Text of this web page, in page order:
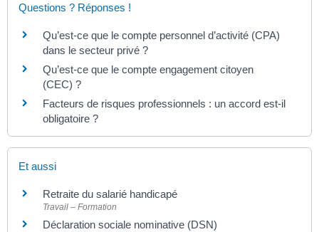
Questions ? Réponses !
Qu’est-ce que le compte personnel d’activité (CPA)
dans le secteur privé ?
Qu’est-ce que le compte engagement citoyen
(CEC) ?
Facteurs de risques professionnels : un accord est-il
obligatoire ?
Et aussi
Retraite du salarié handicapé
Travail – Formation
Déclaration sociale nominative (DSN)